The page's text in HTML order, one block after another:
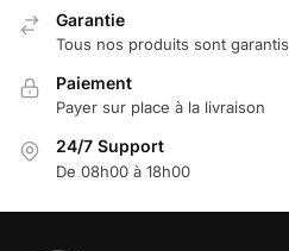
Garantie
Tous nos produits sont garantis
Paiement
Payer sur place à la livraison
24/7 Support
De 08h00 à 18h00